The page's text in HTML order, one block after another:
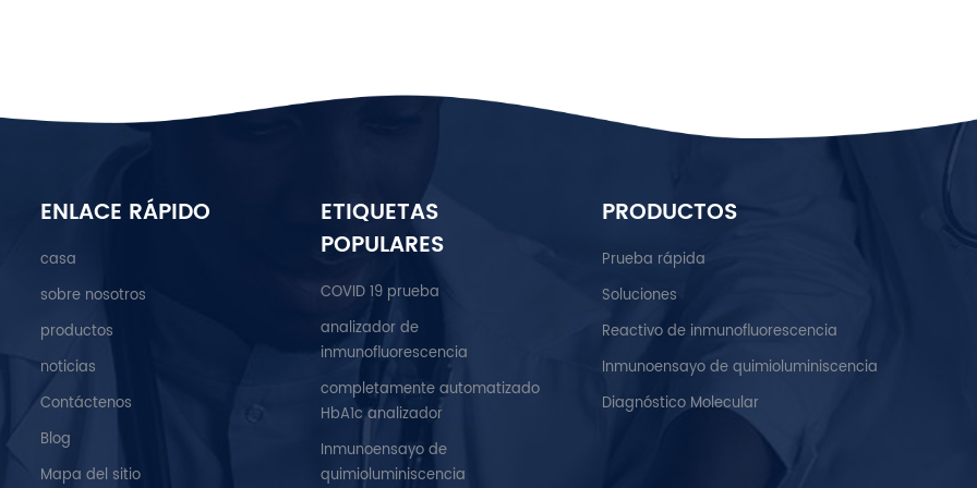
ENLACE RÁPIDO
casa
sobre nosotros
productos
noticias
Contáctenos
Blog
Mapa del sitio
ETIQUETAS
POPULARES
COVID 19 prueba
analizador de
inmunofluorescencia
completamente automatizado
HbA1c analizador
Inmunoensayo de
quimioluminiscencia
PRODUCTOS
Prueba rápida
Soluciones
Reactivo de inmunofluorescencia
Inmunoensayo de quimioluminiscencia
Diagnóstico Molecular